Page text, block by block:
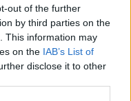
out of the further
by third parties on the
This information may
on the IAB’s List of
disclose it to other